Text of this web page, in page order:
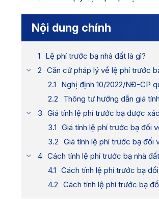
Nội dung chính
Lệ phí trước bạ nhà đất là gì?
Căn cứ pháp lý về lệ phí trước
Nghị định 10/2022/NĐ-CP
Thông tư hướng dẫn giá
Giá tính lệ phí trước bạ được
Giá tính lệ phí trước bạ đối
Giá tính lệ phí trước bạ đối
Cách tính lệ phí trước bạ nhà
Cách tính lệ phí trước bạ
Cách tính lệ phí trước bạ